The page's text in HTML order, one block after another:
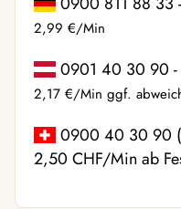
2,99 €/Min
0901 40 30 90
2,17 €/Min ggf.
0900 40 30 90
2,50 CHF/Min ab